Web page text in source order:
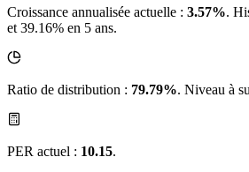
Croissance annualisée actuelle : 3.57%.
et 39.16% en 5 ans.
Ratio de distribution : 79.79%. Niveau à
PER actuel : 10.15.